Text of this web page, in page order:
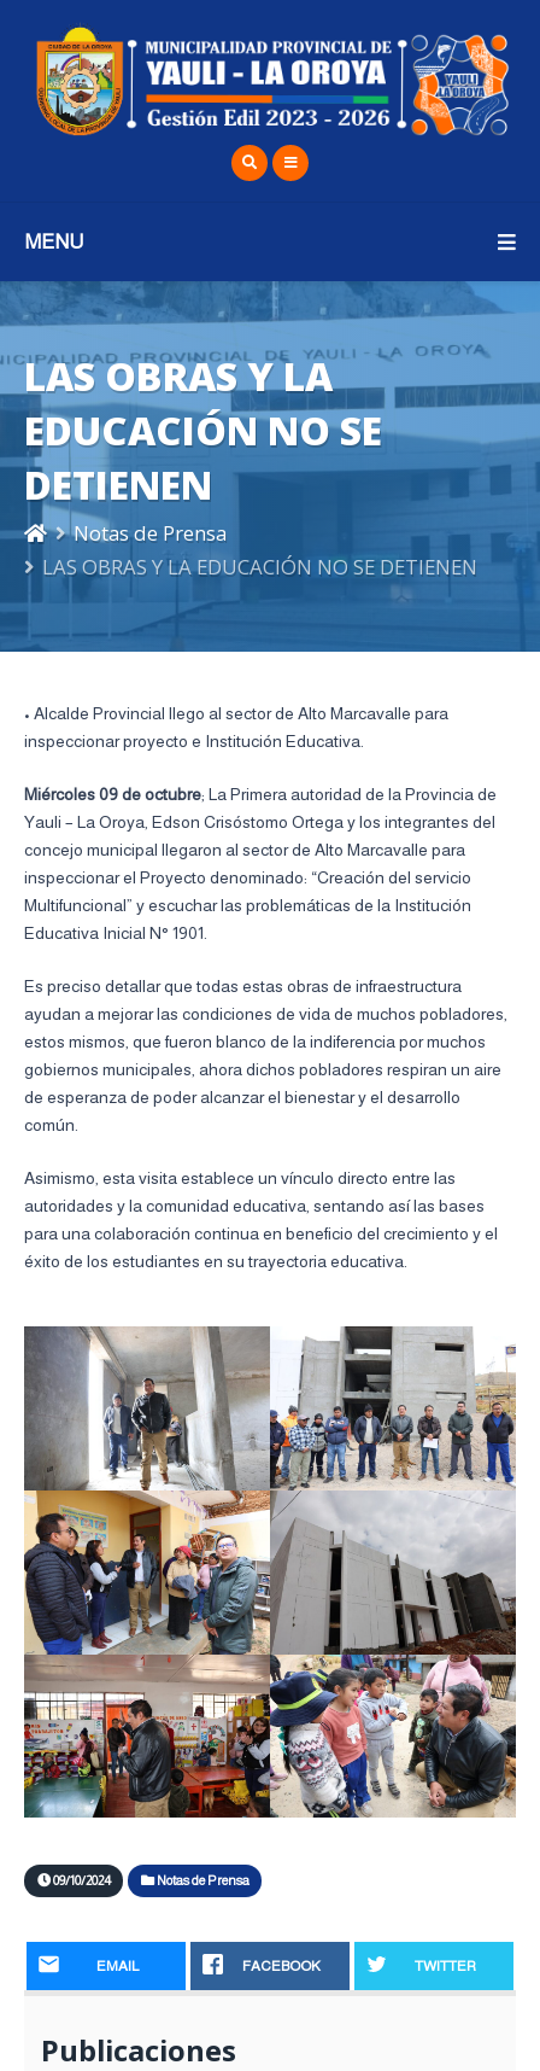
MENU
LAS OBRAS Y LA
EDUCACIÓN NO SE
DETIENEN
Notas de Prensa
LAS OBRAS Y LA EDUCACIÓN NO SE DETIENEN
• Alcalde Provincial llego al sector de Alto Marcavalle para
inspeccionar proyecto e Institución Educativa.
Miércoles 09 de octubre; La Primera autoridad de la Provincia de
Yauli – La Oroya, Edson Crisóstomo Ortega y los integrantes del
concejo municipal llegaron al sector de Alto Marcavalle para
inspeccionar el Proyecto denominado: “Creación del servicio
Multifuncional” y escuchar las problemáticas de la Institución
Educativa Inicial N° 1901.
Es preciso detallar que todas estas obras de infraestructura
ayudan a mejorar las condiciones de vida de muchos pobladores,
estos mismos, que fueron blanco de la indiferencia por muchos
gobiernos municipales, ahora dichos pobladores respiran un aire
de esperanza de poder alcanzar el bienestar y el desarrollo
común.
Asimismo, esta visita establece un vínculo directo entre las
autoridades y la comunidad educativa, sentando así las bases
para una colaboración continua en beneficio del crecimiento y el
éxito de los estudiantes en su trayectoria educativa.
09/10/2024 Notas de Prensa
EMAIL FACEBOOK TWITTER
Publicaciones